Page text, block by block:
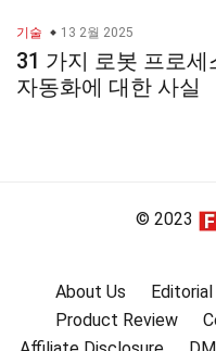
기술 13 2월 2025
31 가지 로봇 프로세
자동화에 대한 사실
© 2023
About Us
Product Review